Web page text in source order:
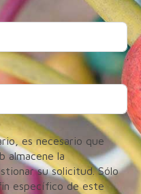
es necesario que
almacene la
su solicitud. Sólo
específico de este